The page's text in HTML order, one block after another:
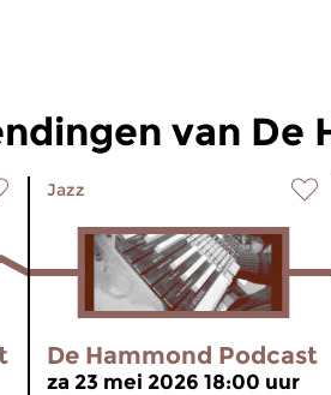
van De
Jazz
De Hammond Podcast
za 23 mei 2026 18:00 uur